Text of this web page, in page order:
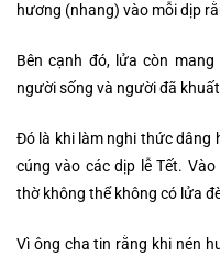
hương (nhang) vào mỗi dịp
Bên cạnh đó, lửa còn
người sống và người đã
Đó là khi làm nghi thức dâng
cúng vào các dịp lễ Tết.
thờ không thể không có lửa
Vì ông cha tin rằng khi nén